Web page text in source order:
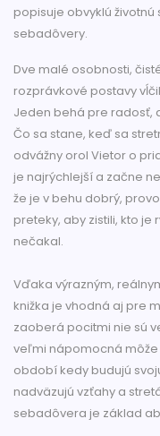
popisuje obvyklú
sebadôvery.
Dve malé osobnosti,
rozprávkové postavy
Jeden behá pre radosť,
Čo sa stane, keď sa
odvážny orol Vietor o
je najrýchlejší a začne
že je v behu dobrý,
preteky, aby zistili, kto je
nečakal.
Vďaka výrazným,
knižka je vhodná aj pre
zaoberá pocitmi nie sú
veľmi nápomocná môže
období kedy budujú
nadväzujú vzťahy a
sebadôvera je základ